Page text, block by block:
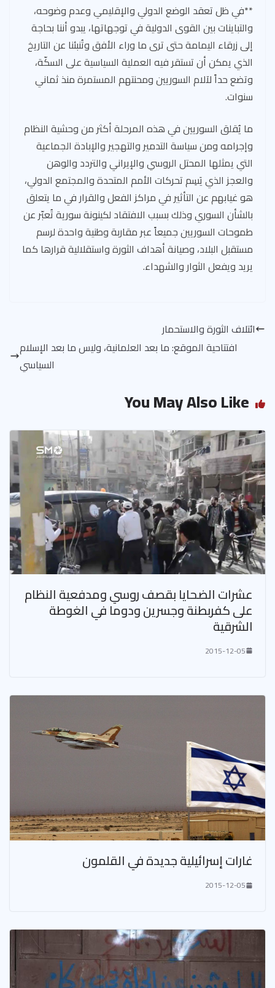
**في ظل تعقد الوضع الدولي والإقليمي وعدم وضوحه،
والتباينات بين القوى الدولية في توجهاتها، يبدو أننا بحاجة
إلى زرقاء اليمامة حتى ترى ما وراء الأفق وتُنبئنا عن التاريخ
الذي يمكن أن تستقر فيه العملية السياسية على السكّة،
وتضع حداً لآلام السوريين ومحنتهم المستمرة منذ ثماني
سنوات.
ما يُقلق السوريين في هذه المرحلة أكثر من وحشية النظام
وإجرامه ومن سياسة التدمير والتهجير والإبادة الجماعية
التي يمثلها المحتل الروسي والإيراني والتردد والوهن
والعجز الذي يَسِم تحركات الأمم المتحدة والمجتمع الدولي،
هو غيابهم عن التأثير في مراكز الفعل والقرار في ما يتعلق
بالشأن السوري وذلك بسبب الافتقاد لكينونة سورية تُعبّر عن
طموحات السوريين جميعاً عبر مقاربة وطنية واحدة لرسم
مستقبل البلاد، وصيانة أهداف الثورة واستقلالية قرارها كما
يريد ويفعل الثوار والشهداء.
ائتلاف الثورة والاستحمار
افتتاحية الموقع: ما بعد العلمانية، وليس ما بعد الإسلام
السياسي
You May Also Like
عشرات الضحايا بقصف روسي ومدفعية النظام
على كفربطنة وجسرين ودوما في الغوطة
الشرقية
2015-12-05
غارات إسرائيلية جديدة في القلمون​
2015-12-05